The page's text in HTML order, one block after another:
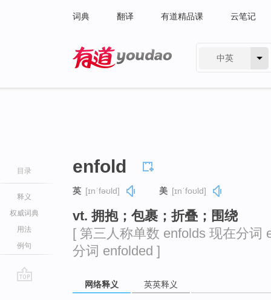
词典 翻译 有道精品课 云笔记
中英
目录
释义
权威词典
用法
例句
enfold
英 [ɪnˈfəʊld] 美 [ɪnˈfoʊld]
vt. 拥抱；包裹；折叠；围绕
[ 第三人称单数 enfolds 现在分词
分词 enfolded ]
网络释义 英英释义